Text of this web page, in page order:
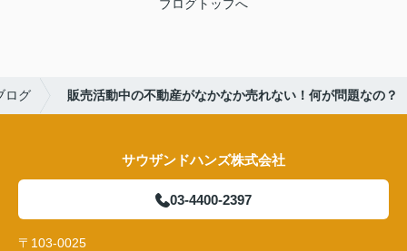
ブログトップへ
ログ 販売活動中の不動産がなかなか売れない！何が問題なの？
サウザンドハンズ株式会社
03-4400-2397
〒103-0025